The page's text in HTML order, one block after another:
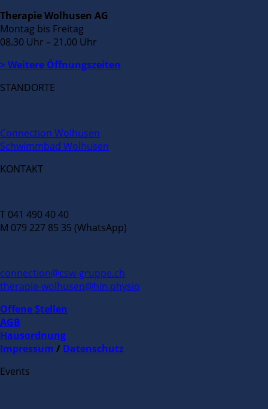
Therapie Wolhusen AG
Montag bis Freitag
08.30 Uhr – 21.00 Uhr
> Weitere Öffnungszeiten
STANDORTE
Connection Wolhusen
Schwimmbad Wolhusen
KONTAKT
T 041 490 40 40
M 079 227 85 35 (WhatsApp)
connection@csw-gruppe.ch
therapie-wolhusen@hin.physio
Offene Stellen
AGB
Hausordnung
Impressum / Datenschutz
Events